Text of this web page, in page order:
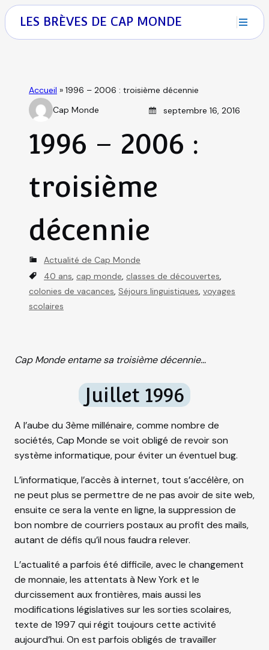
LES BRÈVES DE CAP MONDE
M
E
QUI SOMMES-NOUS
SÉJOURS DE VACANCES
SÉJOURS LINGUISTIQUES
CLASSES DE DÉCOUVERTES
VOYAGES SCOLAIRES
Accueil » 1996 – 2006 : troisième décennie
A
o
Cap Monde Posted on
septembre 16, 2016
1996 – 2006 :
troisième
décennie
C
a
t
e
i
Actualité de Cap Monde
T
a
g
40 ans, cap monde, classes de découvertes,
colonies de vacances, Séjours linguistiques, voyages
scolaires
Cap Monde entame sa troisième décennie…
Juillet 1996
A l’aube du 3ème millénaire, comme nombre de
sociétés, Cap Monde se voit obligé de revoir son
système informatique, pour éviter un éventuel bug.
L’informatique, l’accès à internet, tout s’accélère, on
ne peut plus se permettre de ne pas avoir de site web,
ensuite ce sera la vente en ligne, la suppression de
bon nombre de courriers postaux au profit des mails,
autant de défis qu’il nous faudra relever.
L’actualité a parfois été difficile, avec le changement
de monnaie, les attentats à New York et le
durcissement aux frontières, mais aussi les
modifications législatives sur les sorties scolaires,
texte de 1997 qui régit toujours cette activité
aujourd’hui. On est parfois obligés de travailler